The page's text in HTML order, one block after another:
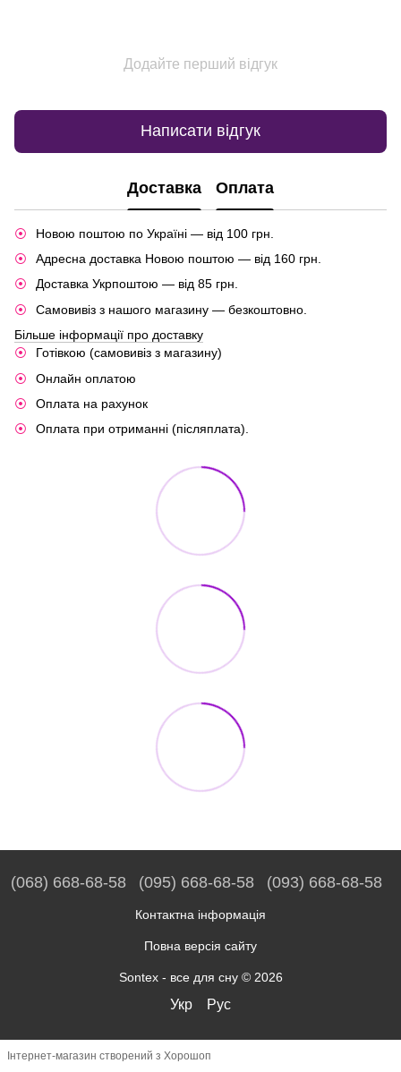
Додайте перший відгук
Написати відгук
Доставка Оплата
Новою поштою по Україні — від 100 грн.
Адресна доставка Новою поштою — від 160 грн.
Доставка Укрпоштою — від 85 грн.
Самовивіз з нашого магазину — безкоштовно.
Більше інформації про доставку
Готівкою (самовивіз з магазину)
Онлайн оплатою
Оплата на рахунок
Оплата при отриманні (післяплата).
(068) 668-68-58 (095) 668-68-58 (093) 668-68-58
Контактна інформація
Повна версія сайту
Sontex - все для сну © 2026
Укр Рус
Інтернет-магазин створений з Хорошоп